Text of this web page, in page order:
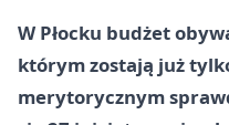
W Płocku budżet
którym zostają już
merytorycznym